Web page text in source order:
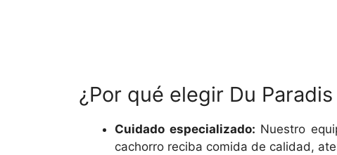
¿Por qué elegir Du
Cuidado especializado: Nuestro
cachorro reciba comida de calidad,